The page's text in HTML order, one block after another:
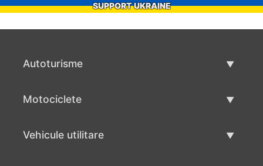
SUPPORT UKRAINE
Autoturisme
Motociclete
Vehicule utilitare